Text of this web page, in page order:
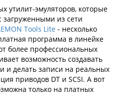
утилит-эмуляторов, которые
загруженными из сети
Tools Lite - несколько
программа в линейке
более профессиональных
возможность создавать
и делать записи на реальных
приводов DT и SCSI. А вот
только на платных